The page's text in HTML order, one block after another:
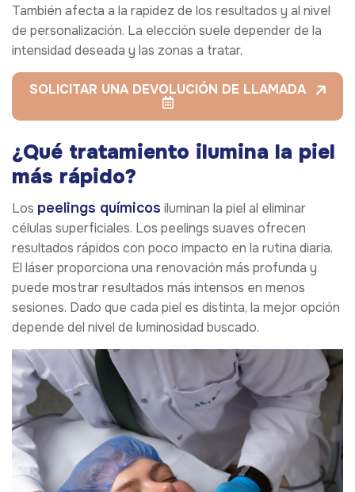
También afecta a la rapidez de los resultados y al nivel
de personalización. La elección suele depender de la
intensidad deseada y las zonas a tratar.
SOLICITAR UNA DEVOLUCIÓN DE LLAMADA
¿Qué tratamiento ilumina la piel
más rápido?
Los peelings químicos iluminan la piel al eliminar
células superficiales. Los peelings suaves ofrecen
resultados rápidos con poco impacto en la rutina diaria.
El láser proporciona una renovación más profunda y
puede mostrar resultados más intensos en menos
sesiones. Dado que cada piel es distinta, la mejor opción
depende del nivel de luminosidad buscado.